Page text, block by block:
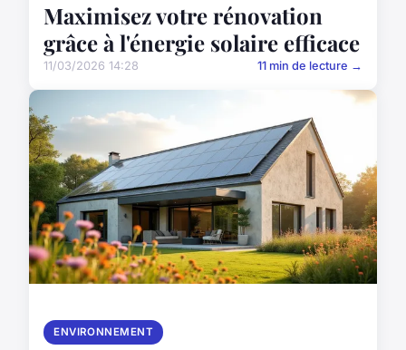
Maximisez votre rénovation
grâce à l'énergie solaire efficace
11/03/2026 14:28 11 min de lecture →
ENVIRONNEMENT